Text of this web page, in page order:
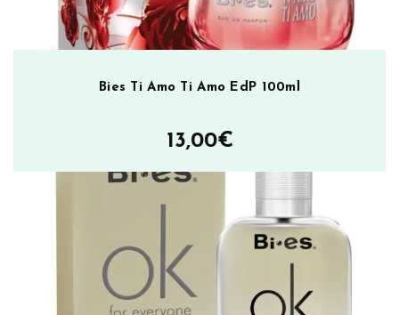
Bies Ti Amo Ti Amo EdP 100ml
13,00€